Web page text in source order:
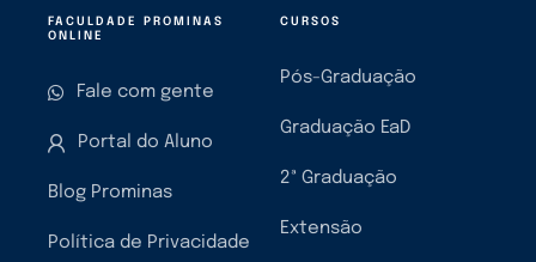
FACULDADE PROMINAS
ONLINE
Fale com gente
Portal do Aluno
Blog Prominas
Política de Privacidade
CURSOS
Pós-Graduação
Graduação EaD
2ª Graduação
Extensão